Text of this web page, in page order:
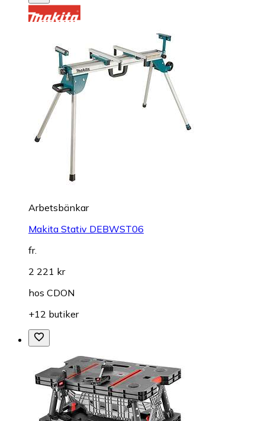
Arbetsbänkar
Makita Stativ DEBWST06
fr.
2 221 kr
hos CDON
+12 butiker